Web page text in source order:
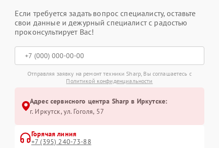
Если требуется задать вопрос специалисту, оставьте
свои данные и дежурный специалист с радостью
проконсультирует Вас!
Отправляя заявку на ремонт техники Sharp, Вы соглашаетесь с
Политикой конфиденциальности
Адрес сервисного центра Sharp в Иркутске:
г. Иркутск, ул. ​Гоголя, 57
Горячая линия
+7 (395) 240-73-88